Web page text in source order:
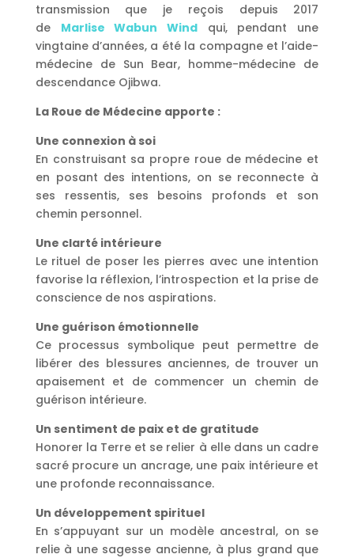
transmission que je reçois depuis 2017
de Marlise Wabun Wind qui, pendant une
vingtaine d’années, a été la compagne et l’aide-
médecine de Sun Bear, homme-médecine de
descendance Ojibwa.
La Roue de Médecine apporte :
Une connexion à soi
En construisant sa propre roue de médecine et
en posant des intentions, on se reconnecte à
ses ressentis, ses besoins profonds et son
chemin personnel.
Une clarté intérieure
Le rituel de poser les pierres avec une intention
favorise la réflexion, l’introspection et la prise de
conscience de nos aspirations.
Une guérison émotionnelle
Ce processus symbolique peut permettre de
libérer des blessures anciennes, de trouver un
apaisement et de commencer un chemin de
guérison intérieure.
Un sentiment de paix et de gratitude
Honorer la Terre et se relier à elle dans un cadre
sacré procure un ancrage, une paix intérieure et
une profonde reconnaissance.
Un développement spirituel
En s’appuyant sur un modèle ancestral, on se
relie à une sagesse ancienne, à plus grand que